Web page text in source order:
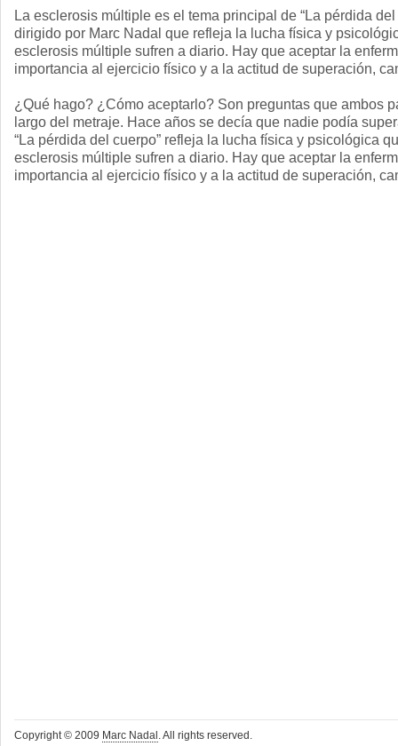
La esclerosis múltiple es el tema principal de “La pérdida
dirigido por Marc Nadal que refleja la lucha física y
esclerosis múltiple sufren a diario. Hay que aceptar la
importancia al ejercicio físico y a la actitud de superación,
¿Qué hago? ¿Cómo aceptarlo? Son preguntas que ambos
largo del metraje. Hace años se decía que nadie podía
“La pérdida del cuerpo” refleja la lucha física y psicológica
esclerosis múltiple sufren a diario. Hay que aceptar la
importancia al ejercicio físico y a la actitud de superación,
Copyright © 2009 Marc Nadal . All rights reserved.